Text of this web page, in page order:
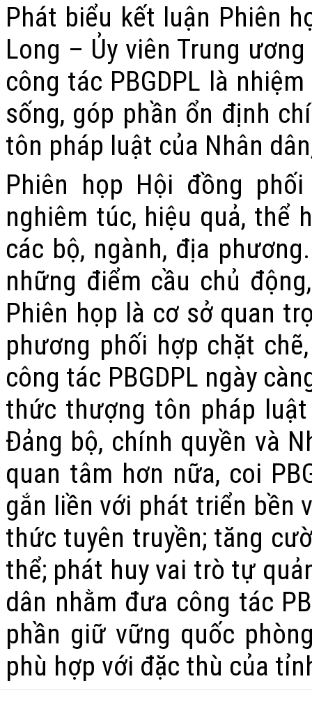
Phát biểu kết luận Phiên
Long – Ủy viên Trung
công tác PBGDPL là
sống, góp phần ổn định
tôn pháp luật của Nhân
Phiên họp Hội đồng
nghiêm túc, hiệu quả, thể
các bộ, ngành, địa
những điểm cầu chủ
Phiên họp là cơ sở quan
phương phối hợp chặt
công tác PBGDPL ngày
thức thượng tôn pháp
Đảng bộ, chính quyền và
quan tâm hơn nữa, coi
gắn liền với phát triển bền
thức tuyên truyền; tăng
thể; phát huy vai trò tự
dân nhằm đưa công tác
phần giữ vững quốc
phù hợp với đặc thù của